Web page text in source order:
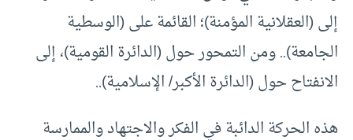
إلى (العقلانية المؤمنة)؛ القائمة على (الوسطية
الجامعة).. ومن التمحور حول (الدائرة القومية)، إلى
الانفتاح حول (الدائرة الأكبر/ الإسلامية)..
هذه الحركة الدائبة في الفكر والاجتهاد والممارسة